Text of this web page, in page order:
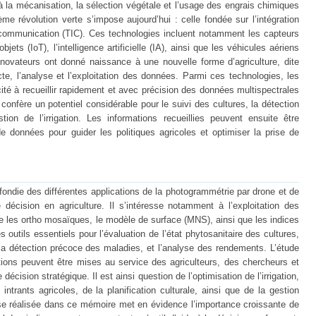
mécanisation, la sélection végétale et l’usage des engrais chimiques
révolution verte s’impose aujourd’hui : celle fondée sur l’intégration
(TIC). Ces technologies incluent notamment les capteurs
(IoT), l’intelligence artificielle (IA), ainsi que les véhicules aériens
ont donné naissance à une nouvelle forme d’agriculture, dite
l’analyse et l’exploitation des données. Parmi ces technologies, les
à recueillir rapidement et avec précision des données multispectrales
un potentiel considérable pour le suivi des cultures, la détection
de l’irrigation. Les informations recueillies peuvent ensuite être
données pour guider les politiques agricoles et optimiser la prise de
des différentes applications de la photogrammétrie par drone et de
en agriculture. Il s’intéresse notamment à l’exploitation des
les ortho mosaïques, le modèle de surface (MNS), ainsi que les indices
outils essentiels pour l’évaluation de l’état phytosanitaire des cultures,
précoce des maladies, et l’analyse des rendements. L’étude
peuvent être mises au service des agriculteurs, des chercheurs et
stratégique. Il est ainsi question de l’optimisation de l’irrigation,
intrants agricoles, de la planification culturale, ainsi que de la gestion
réalisée dans ce mémoire met en évidence l’importance croissante de